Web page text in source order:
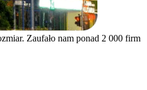
Zaufało nam ponad 2 000 firm